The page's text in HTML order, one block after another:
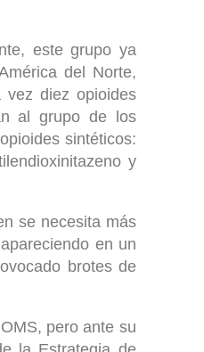
este grupo ya
del Norte,
vez diez opioides
al grupo de los
sintéticos:
y
se necesita más
en un
brotes de
pero ante su